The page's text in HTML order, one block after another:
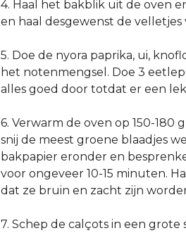
4. Haal het bakblik uit de oven
en haal desgewenst de
5. Doe de nyora paprika, ui,
het notenmengsel. Doe 3
alles goed door totdat er een
6. Verwarm de oven op 150-180
snij de meest groene blaadjes
bakpapier eronder en
voor ongeveer 10-15 minuten.
dat ze bruin en zacht zijn
7. Schep de calçots in een grote